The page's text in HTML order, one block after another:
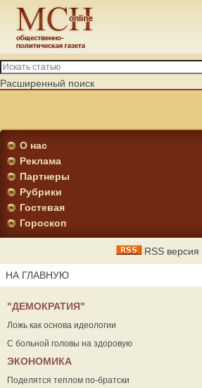
Расширенный поиск
О нас
Реклама
Партнеры
Рубрики
Гостевая
Гороскоп
RSS версия
НА ГЛАВНУЮ
"ДЕМОКРАТИЯ"
Ложь как основа идеологии
С больной головы на здоровую
ЭКОНОМИКА
Поделятся теплом по-братски